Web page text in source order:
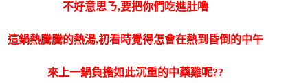
不好意思ㄋ,要把你們吃進肚嚕
這鍋熱騰騰的熱湯,初看時覺得怎會在熱到昏倒的中午
來上一鍋負擔如此沉重的中藥雞呢??